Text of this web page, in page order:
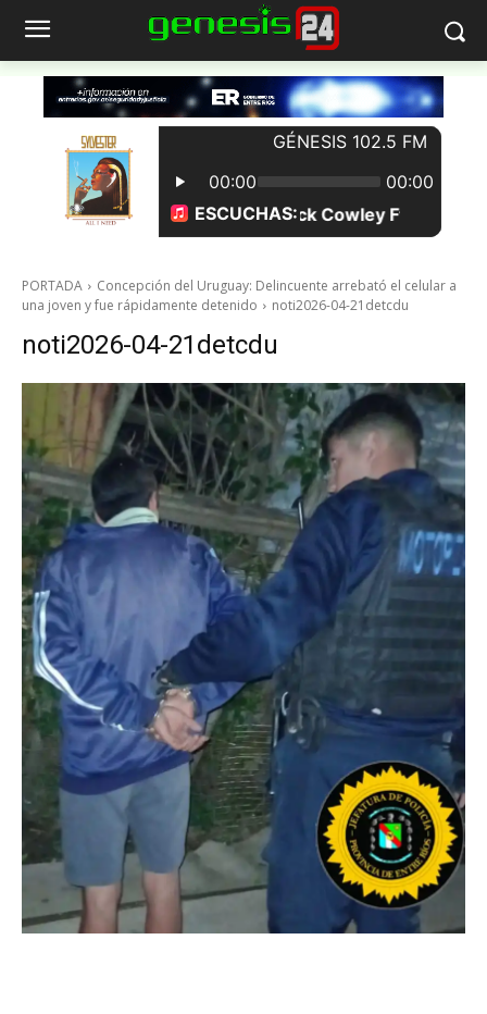
PORTADA
Concepción del Uruguay: Delincuente arrebató el celular a
una joven y fue rápidamente detenido
noti2026-04-21detcdu
noti2026-04-21detcdu